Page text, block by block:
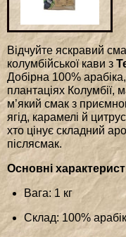
Відчуйте яскравий
колумбійської кави з
Добірна 100%
плантаціях Колумбії,
м’який смак з
ягід, карамелі й
хто цінує складний
післясмак.
Основні
Вага: 1 кг
Склад: 100%